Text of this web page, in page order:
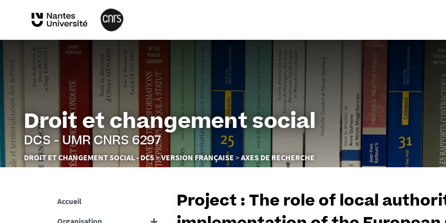
Droit et changement social
DCS - UMR CNRS 6297
Vous
êtes
DROIT ET CHANGEMENT SOCIAL - DCS VERSION FRANÇAISE AXES DE RECHERCHE
Accueil
Organisation
Project : The role of local